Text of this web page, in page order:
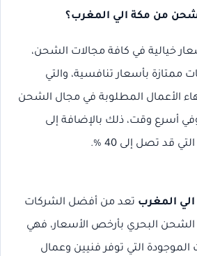
من مكة الي المغرب؟
خيالية في كافة مجالات الشحن،
بأسعار تنافسية، والتي
الأعمال المطلوبة في مجال الشحن
أسرع وقت، ذلك بالإضافة إلى
قد تصل إلى 40 %.
المغرب تعد من أفضل الشركات
الشحن البحري بأرخص الأسعار، فهي
التي توفر فنيين وعمال